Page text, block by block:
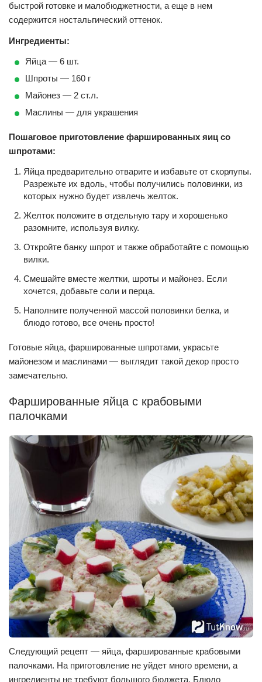
быстрой готовке и малобюджетности, а еще в нем
содержится ностальгический оттенок.
Ингредиенты:
Яйца — 6 шт.
Шпроты — 160 г
Майонез — 2 ст.л.
Маслины — для украшения
Пошаговое приготовление фаршированных яиц со
шпротами:
Яйца предварительно отварите и избавьте от скорлупы.
Разрежьте их вдоль, чтобы получились половинки, из
которых нужно будет извлечь желток.
Желток положите в отдельную тару и хорошенько
разомните, используя вилку.
Откройте банку шпрот и также обработайте с помощью
вилки.
Смешайте вместе желтки, шроты и майонез. Если
хочется, добавьте соли и перца.
Наполните полученной массой половинки белка, и
блюдо готово, все очень просто!
Готовые яйца, фаршированные шпротами, украсьте
майонезом и маслинами — выглядит такой декор просто
замечательно.
Фаршированные яйца с крабовыми
палочками
Следующий рецепт — яйца, фаршированные крабовыми
палочками. На приготовление не уйдет много времени, а
ингредиенты не требуют большого бюджета. Блюдо